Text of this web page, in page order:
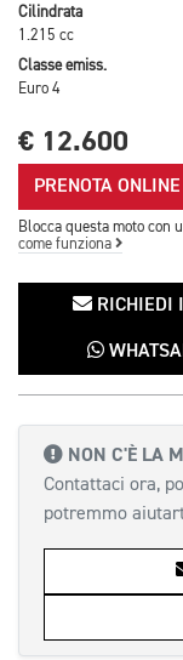
Cilindrata
1.215 cc
Classe emiss.
Euro 4
€ 12.600
PRENOTA ONLINE
Blocca questa moto con
come funziona
RICHIEDI
NON C'È LA
Contattaci ora,
potremmo